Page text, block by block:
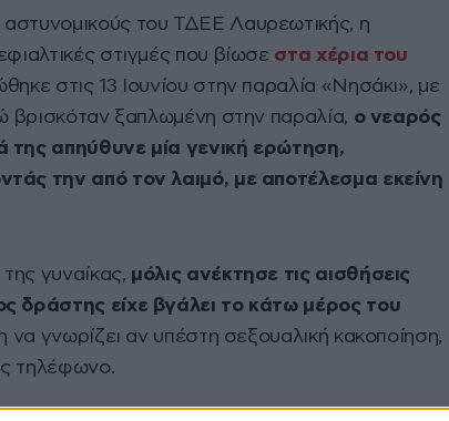
του ΤΔΕΕ Λαυρεωτικής, η
στιγμές που βίωσε στα χέρια του
στις 13 Ιουνίου στην παραλία «Νησάκι», με
βρισκόταν ξαπλωμένη στην παραλία, ο νεαρός
της απηύθυνε μία γενική ερώτηση,
την από τον λαιμό, με αποτέλεσμα εκείνη
γυναίκας, μόλις ανέκτησε τις αισθήσεις
δράστης είχε βγάλει το κάτω μέρος του
να γνωρίζει αν υπέστη σεξουαλική κακοποίηση,
τηλέφωνο.